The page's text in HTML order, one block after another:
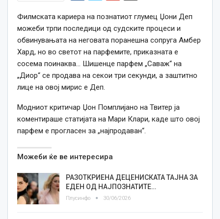
Филмската кариера на познатиот глумец Џони Деп
можеби трпи последици од судските процеси и
обвинувањата на неговата поранешна сопруга Амбер
Хард, но во светот на парфемите, приказната е
сосема поинаква… Шишенце парфем „Саваж“ на
„Диор“ се продава на секои три секунди, а заштитно
лице на овој мирис е Деп.
Модниот критичар Џон Помплијано на Твитер ја
коментираше статијата на Мари Клари, каде што овој
парфем е прогласен за „најпродаван“.
Можеби ќе ве интересира
РАЗОТКРИЕНА ДЕЦЕНИСКАТА ТАЈНА ЗА
ЕДЕН ОД НАЈПОЗНАТИТЕ…
Плусинфо 30/06/2026